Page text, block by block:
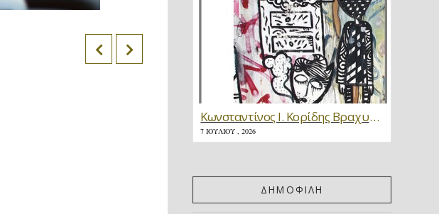
Κωνσταντίνος Ι. Κορίδης Βραχυγραφίες * Κριτική
7 ΙΟΥΛΊΟΥ , 2026
ΔΗΜΟΦΙΛΗ